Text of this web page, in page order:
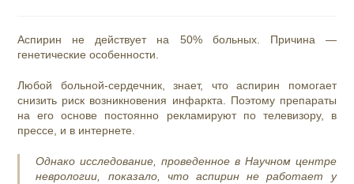
Аспирин не действует на 50% больных. Причина —
генетические особенности.
Любой больной-сердечник, знает, что аспирин помогает
снизить риск возникновения инфаркта. Поэтому препараты
на его основе постоянно рекламируют по телевизору, в
прессе, и в интернете.
Однако исследование, проведенное в Научном центре
неврологии, показало, что аспирин не работает у